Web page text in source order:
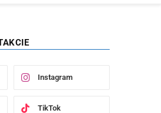
Instagram
TikTok